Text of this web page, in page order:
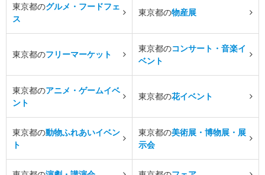
東京都のグルメ・フードフェ
ス
東京都の物産展
東京都のフリーマーケット
東京都のコンサート・音楽イ
ベント
東京都のアニメ・ゲームイベ
ント
東京都の花イベント
東京都の動物ふれあいイベン
ト
東京都の美術展・博物展・展
示会